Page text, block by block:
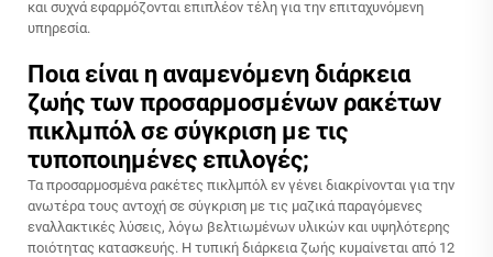
και συχνά εφαρμόζονται επιπλέον τέλη για την επιταχυνόμενη
υπηρεσία.
Ποια είναι η αναμενόμενη διάρκεια
ζωής των προσαρμοσμένων ρακέτων
πικλμπόλ σε σύγκριση με τις
τυποποιημένες επιλογές;
Τα προσαρμοσμένα ρακέτες πικλμπόλ εν γένει διακρίνονται για την
ανωτέρα τους αντοχή σε σύγκριση με τις μαζικά παραγόμενες
εναλλακτικές λύσεις, λόγω βελτιωμένων υλικών και υψηλότερης
ποιότητας κατασκευής. Η τυπική διάρκεια ζωής κυμαίνεται από 12